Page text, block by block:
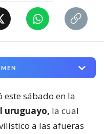
sábado en la
uruguayo, la cual
a las afueras